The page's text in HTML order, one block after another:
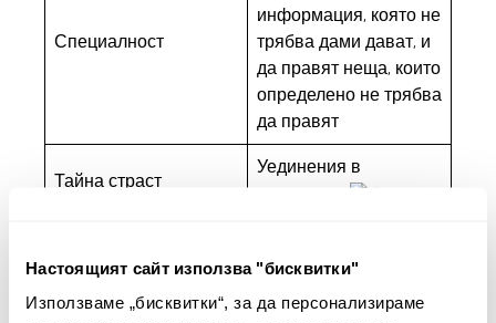
Настоящият сайт използва "бисквитки"
Използваме „бисквитки“, за да персонализираме
Специалност
информация, която не
трябва дами дават, и
да правят неща, които
определено не трябва
да правят
Тайна страст
Уединения в